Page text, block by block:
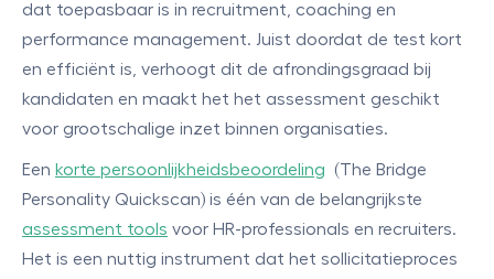
dat toepasbaar is in recruitment, coaching en
performance management. Juist doordat de test kort
en efficiënt is, verhoogt dit de afrondingsgraad bij
kandidaten en maakt het het assessment geschikt
voor grootschalige inzet binnen organisaties.
Een korte persoonlijkheidsbeoordeling (The Bridge
Personality Quickscan) is één van de belangrijkste
assessment tools voor HR-professionals en recruiters.
Het is een nuttig instrument dat het sollicitatieproces